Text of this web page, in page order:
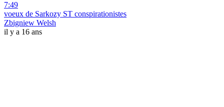
7:49
voeux de Sarkozy ST conspirationistes
Zbigniew Welsh
il y a 16 ans